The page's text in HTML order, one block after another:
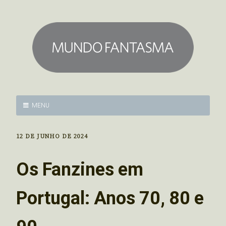
MENU
12 DE JUNHO DE 2024
Os Fanzines em
Portugal: Anos 70, 80 e